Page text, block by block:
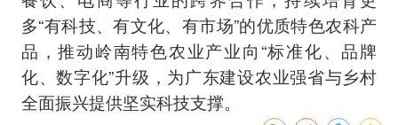
多“有科技、有文化、有市场”的优质特色农科产
品，推动岭南特色农业产业向“标准化、品牌
化、数字化”升级，为广东建设农业强省与乡村
全面振兴提供坚实科技支撑。